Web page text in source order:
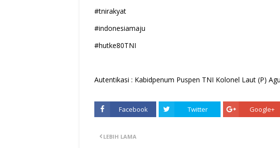
#tnirakyat
#indonesiamaju
#hutke80TNI
Autentikasi : Kabidpenum Puspen TNI Kolonel Laut (P)
Facebook Twitter Google+
LEBIH LAMA